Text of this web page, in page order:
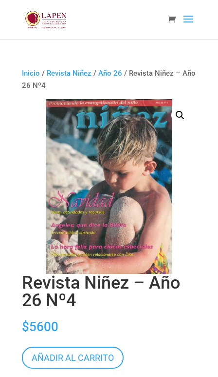
Inicio / Revista Niñez / Año 26 / Revista Niñez – Año
26 Nº4
Revista Niñez – Año
26 Nº4
$5600
Revista
Niñez
AÑADIR AL CARRITO